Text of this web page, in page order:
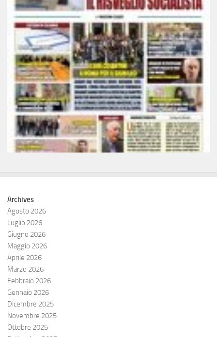
Archives
Agosto 2026
Luglio 2026
Giugno 2026
Maggio 2026
Aprile 2026
Marzo 2026
Febbraio 2026
Gennaio 2026
Dicembre 2025
Novembre 2025
Ottobre 2025